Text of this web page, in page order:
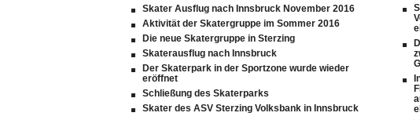
Skater Ausflug nach Innsbruck November 2016
Aktivität der Skatergruppe im Sommer 2016
Die neue Skatergruppe in Sterzing
Skaterausflug nach Innsbruck
Der Skaterpark in der Sportzone wurde wieder
eröffnet
Schließung des Skaterparks
Skater des ASV Sterzing Volksbank in Innsbruck